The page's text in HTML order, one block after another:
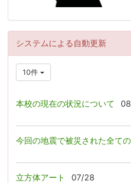
システムによる自動更新
10件
本校の現在の状況について
今回の地震で被災された全て
立方体アート 07/28